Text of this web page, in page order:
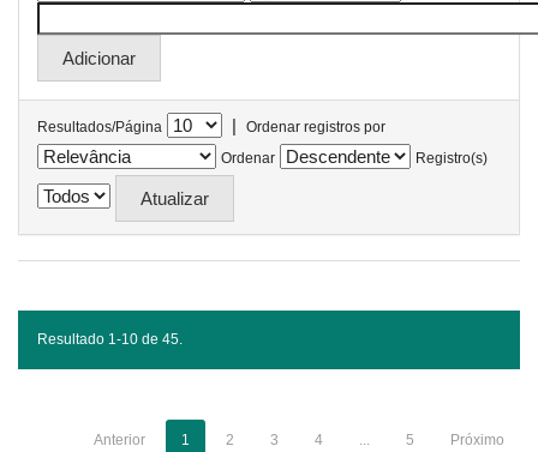
Resultados/Página |
Ordenar registros por
Ordenar
Registro(s)
Resultado 1-10 de 45.
Anterior 1 2 3 4 ... 5 Próximo